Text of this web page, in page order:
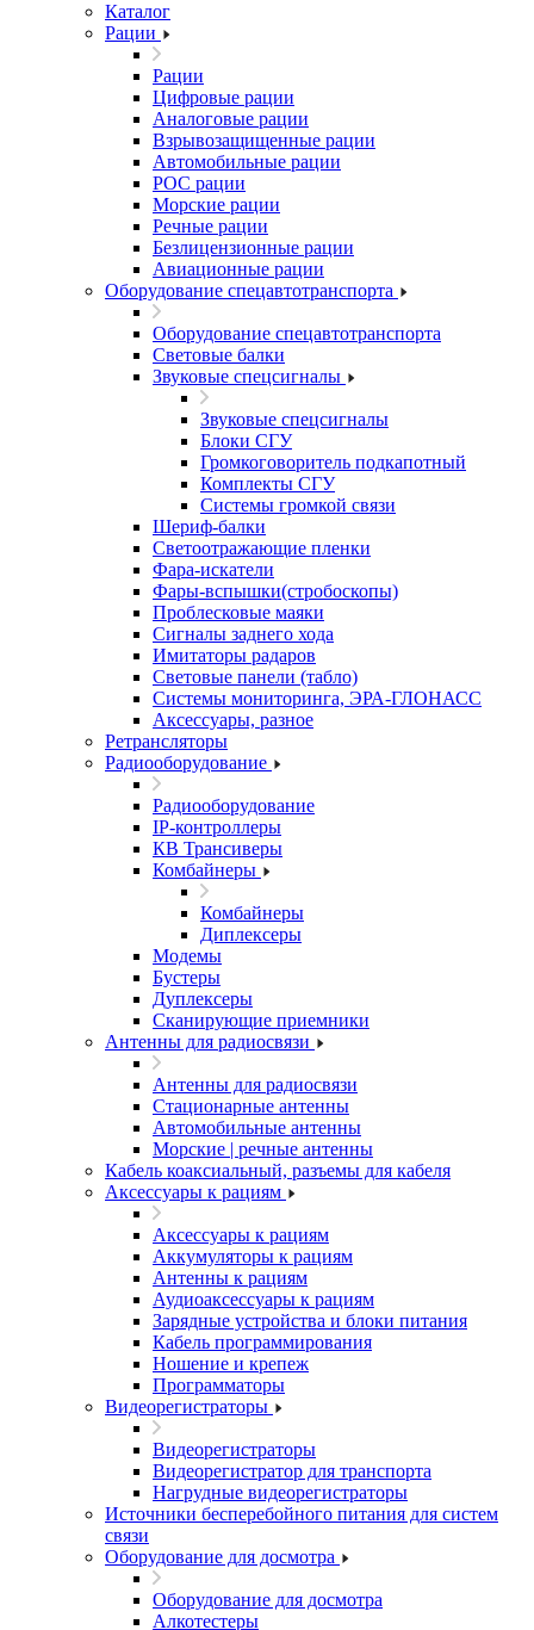
Каталог
Рации
Рации
Цифровые рации
Аналоговые рации
Взрывозащищенные рации
Автомобильные рации
POC рации
Морские рации
Речные рации
Безлицензионные рации
Авиационные рации
Оборудование спецавтотранспорта
Оборудование спецавтотранспорта
Световые балки
Звуковые спецсигналы
Звуковые спецсигналы
Блоки СГУ
Громкоговоритель подкапотный
Комплекты СГУ
Системы громкой связи
Шериф-балки
Светоотражающие пленки
Фара-искатели
Фары-вспышки(стробоскопы)
Проблесковые маяки
Сигналы заднего хода
Имитаторы радаров
Световые панели (табло)
Системы мониторинга, ЭРА-ГЛОНАСС
Аксессуары, разное
Ретрансляторы
Радиооборудование
Радиооборудование
IP-контроллеры
КВ Трансиверы
Комбайнеры
Комбайнеры
Диплексеры
Модемы
Бустеры
Дуплексеры
Сканирующие приемники
Антенны для радиосвязи
Антенны для радиосвязи
Стационарные антенны
Автомобильные антенны
Морские | речные антенны
Кабель коаксиальный, разъемы для кабеля
Аксессуары к рациям
Аксессуары к рациям
Аккумуляторы к рациям
Антенны к рациям
Аудиоаксессуары к рациям
Зарядные устройства и блоки питания
Кабель программирования
Ношение и крепеж
Программаторы
Видеорегистраторы
Видеорегистраторы
Видеорегистратор для транспорта
Нагрудные видеорегистраторы
Источники бесперебойного питания для систем
связи
Оборудование для досмотра
Оборудование для досмотра
Алкотестеры